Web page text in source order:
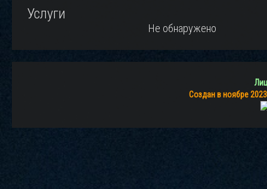
Услуги
Не обнаружено
Создан в ноябре